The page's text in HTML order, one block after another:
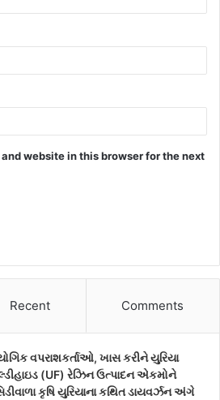
website in this browser for the next
Recent Comments
વપરાશકર્તાઓ, ખાસ કરીને યુરિયા
(UF) રેઝિન ઉત્પાદન એકમોને
કૃષિ યુરિયાના કથિત ડાયવર્ઝન અંગે